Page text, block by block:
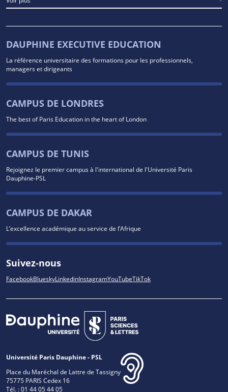
DAUPHINE EXECUTIVE EDUCATION
La référence universitaire des formations pour les professionnels,
managers et dirigeants
CAMPUS DE LONDRES
The best of Paris Education in the heart of London
CAMPUS DE TUNIS
Rejoignez le premier campus à l'international de l'Université Paris
Dauphine-PSL
CAMPUS DE DAKAR
L’excellence académique au service de l’Afrique
Suivez-nous
FacebookBlueskyLinkedinInstagramYouTubeTikTok
Université Paris Dauphine - PSL
Place du Maréchal de Lattre de Tassigny
75775 PARIS Cedex 16
Tél. : 01 44 05 44 05